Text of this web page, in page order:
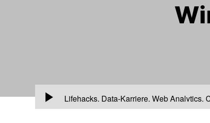
00:00
Lifehacks, Data-Karriere, Web Analytics,